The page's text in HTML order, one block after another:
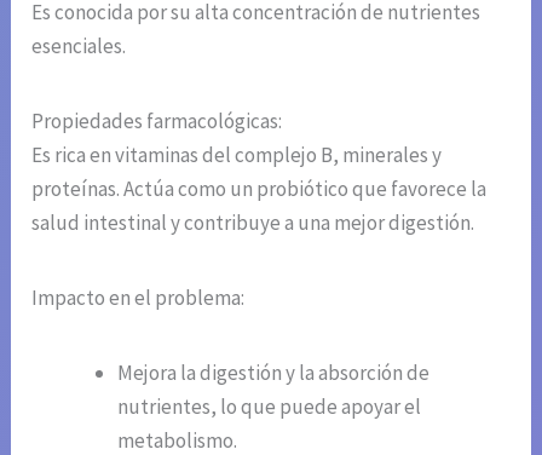
Es conocida por su alta concentración de nutrientes
esenciales.
Propiedades farmacológicas:
Es rica en vitaminas del complejo B, minerales y
proteínas. Actúa como un probiótico que favorece la
salud intestinal y contribuye a una mejor digestión.
Impacto en el problema:
Mejora la digestión y la absorción de
nutrientes, lo que puede apoyar el
metabolismo.